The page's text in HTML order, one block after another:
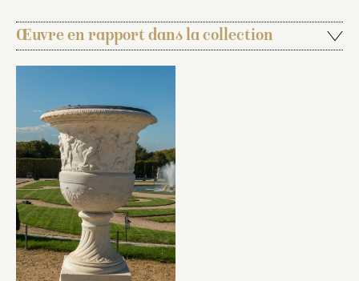
Œuvre en rapport dans la collection